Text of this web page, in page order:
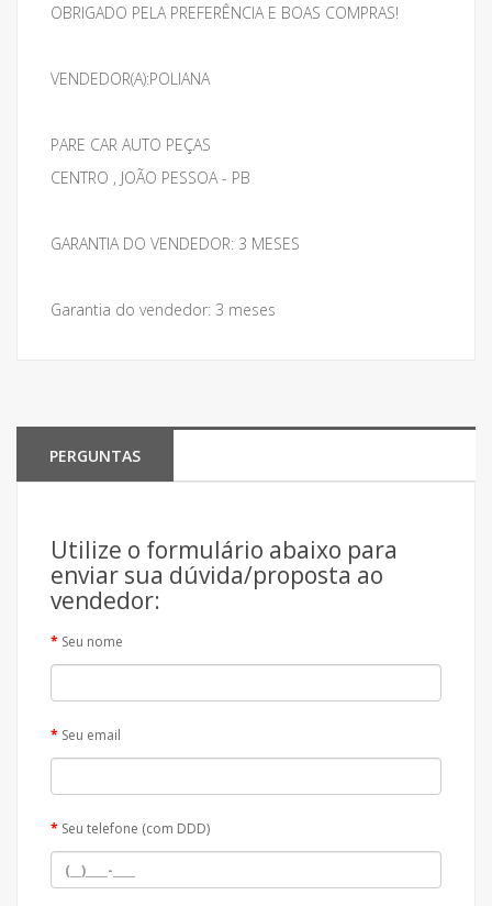
OBRIGADO PELA PREFERÊNCIA E BOAS COMPRAS!
VENDEDOR(A):POLIANA
PARE CAR AUTO PEÇAS
CENTRO , JOÃO PESSOA - PB
GARANTIA DO VENDEDOR: 3 MESES
Garantia do vendedor: 3 meses
PERGUNTAS
Utilize o formulário abaixo para
enviar sua dúvida/proposta ao
vendedor:
Seu nome
Seu email
Seu telefone (com DDD)